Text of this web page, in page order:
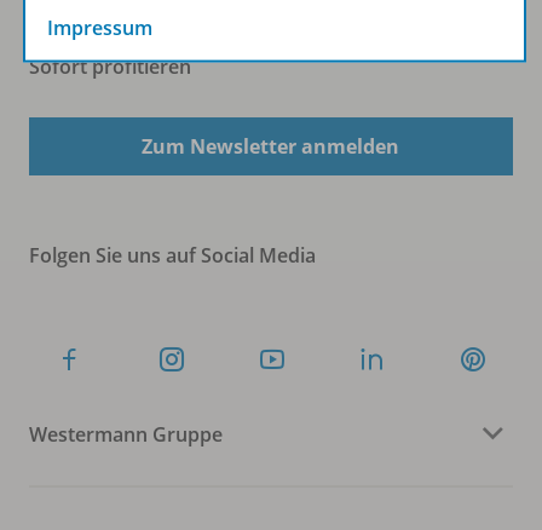
Sofort profitieren
Zum Newsletter anmelden
Folgen Sie uns auf Social Media
Westermann Gruppe
Impressum